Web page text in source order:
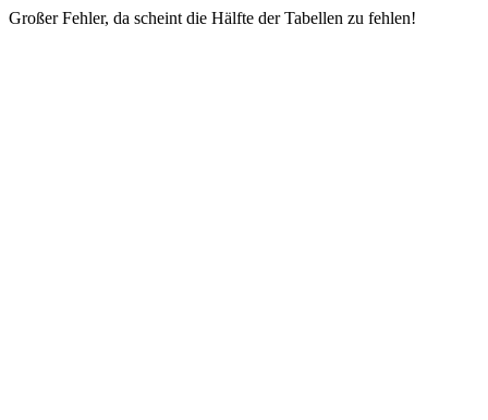
Großer Fehler, da scheint die Hälfte der Tabellen zu fehlen!